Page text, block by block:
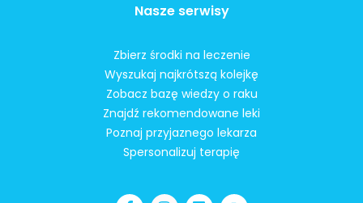
Nasze serwisy
Zbierz środki na leczenie
Wyszukaj najkrótszą kolejkę
Zobacz bazę wiedzy o raku
Znajdź rekomendowane leki
Poznaj przyjaznego lekarza
Spersonalizuj terapię